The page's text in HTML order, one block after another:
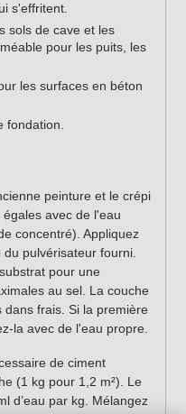
s'effritent.
sols de cave et les
pour les puits, les
les surfaces en béton
fondation.
peinture et le crépi
avec de l'eau
concentré). Appliquez
pulvérisateur fourni.
pour une
au sel. La couche
frais. Si la première
la avec de l'eau propre.
de ciment
(1 kg pour 1,2 m²). Le
d’eau par kg. Mélangez